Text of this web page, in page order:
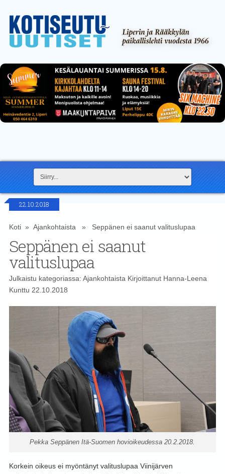
22.10.2018
Koti» Ajankohtaista» Seppänen ei saanut valituslupaa
Seppänen ei saanut
valituslupaa
Julkaistu kategoriassa: AjankohtaistaKirjoittanut Hanna-Leena
Kunttu 22.10.2018
Pekka Seppänen Itä-Suomen hovioikeudessa 20.2.2018.
Korkein oikeus ei myöntänyt valituslupaa Viinijärven